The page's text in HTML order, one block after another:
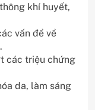
khí huyết,
vấn đề về
các triệu chứng
da, làm sáng